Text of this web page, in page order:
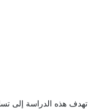
تهدف هذه الدراسة إلى